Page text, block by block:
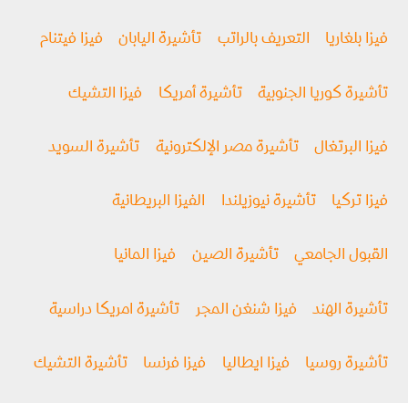
فيزا بلغاريا التعريف بالراتب تأشيرة اليابان فيزا فيتنام
تأشيرة كوريا الجنوبية تأشيرة أمريكا فيزا التشيك
فيزا البرتغال تأشيرة مصر الإلكترونية تأشيرة السويد
فيزا تركيا تأشيرة نيوزيلندا الفيزا البريطانية
القبول الجامعي تأشيرة الصين فيزا المانيا
تأشيرة الهند فيزا شنغن المجر تأشيرة امريكا دراسية
تأشيرة روسيا فیزا ايطاليا فيزا فرنسا تأشيرة التشيك